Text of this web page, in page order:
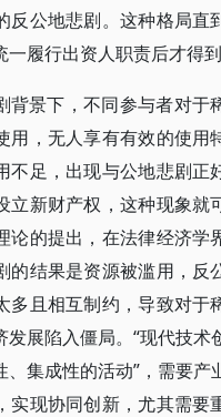
反公地悲剧。这种格局直
履行出资人职责后才得到
背景下，不同参与者对于
用，无人享有有效的使用
不足，出现与公地悲剧正
立新财产权，这种现象就
论的提出，在法律经济学
的结果是资源被滥用，反
多且相互制约，导致对于
发展陷入僵局。“现代技术
、集成性的活动”，需要产
实现协同创新，尤其需要